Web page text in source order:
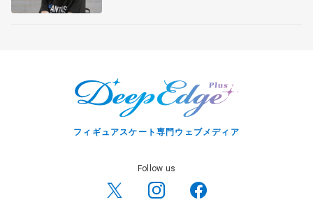
フィギュアスケート専門ウェブメディア
Follow us